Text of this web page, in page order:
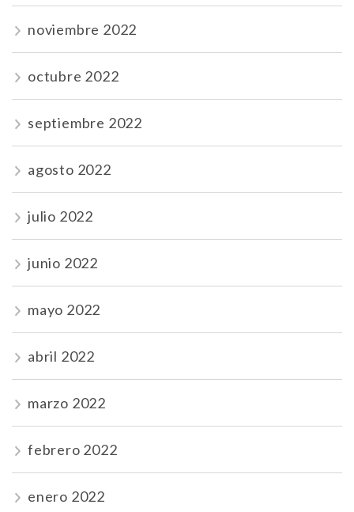
noviembre 2022
octubre 2022
septiembre 2022
agosto 2022
julio 2022
junio 2022
mayo 2022
abril 2022
marzo 2022
febrero 2022
enero 2022